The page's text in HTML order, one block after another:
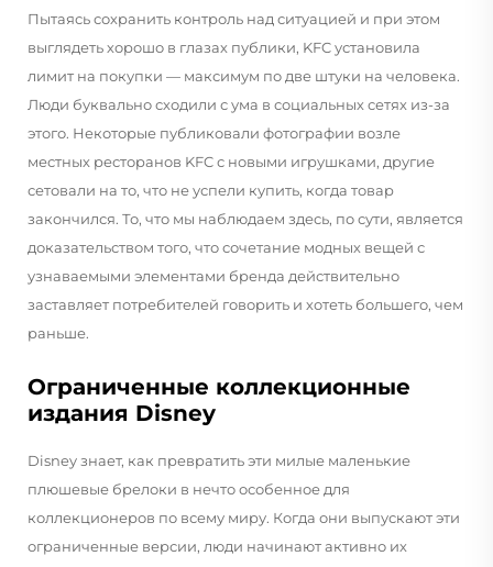
Пытаясь сохранить контроль над ситуацией и при этом
выглядеть хорошо в глазах публики, KFC установила
лимит на покупки — максимум по две штуки на человека.
Люди буквально сходили с ума в социальных сетях из-за
этого. Некоторые публиковали фотографии возле
местных ресторанов KFC с новыми игрушками, другие
сетовали на то, что не успели купить, когда товар
закончился. То, что мы наблюдаем здесь, по сути, является
доказательством того, что сочетание модных вещей с
узнаваемыми элементами бренда действительно
заставляет потребителей говорить и хотеть большего, чем
раньше.
Ограниченные коллекционные
издания Disney
Disney знает, как превратить эти милые маленькие
плюшевые брелоки в нечто особенное для
коллекционеров по всему миру. Когда они выпускают эти
ограниченные версии, люди начинают активно их